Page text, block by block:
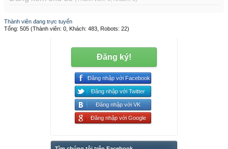
Thành viên đang trực tuyến
Tổng: 505 (Thành viên: 0, Khách: 483, Robots: 22)
Đăng ký!
Đăng nhập với Facebook
Đăng nhập với Twitter
Đăng nhập với VK
Đăng nhập với Google